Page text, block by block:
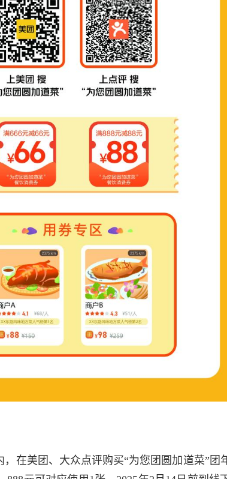
在美团、大众点评购买“为您团圆加道菜”团